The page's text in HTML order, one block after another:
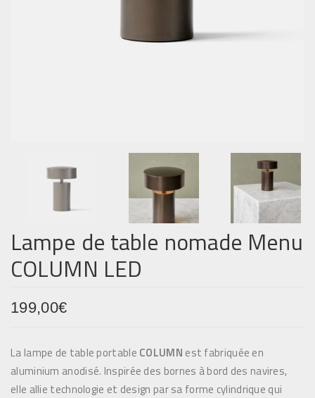
Lampe de table nomade Menu
COLUMN LED
199,00€
La lampe de table portable COLUMN est fabriquée en
aluminium anodisé. Inspirée des bornes à bord des navires,
elle allie technologie et design par sa forme cylindrique qui